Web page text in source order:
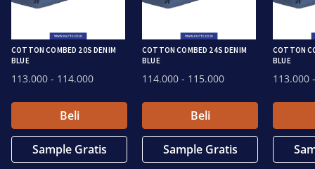
COTTON COMBED 20S DENIM
BLUE
113.000 - 114.000
Beli
Sample Gratis
COTTON COMBED 24S DENIM
BLUE
114.000 - 115.000
Beli
Sample Gratis
COTTON
BLUE
113.000